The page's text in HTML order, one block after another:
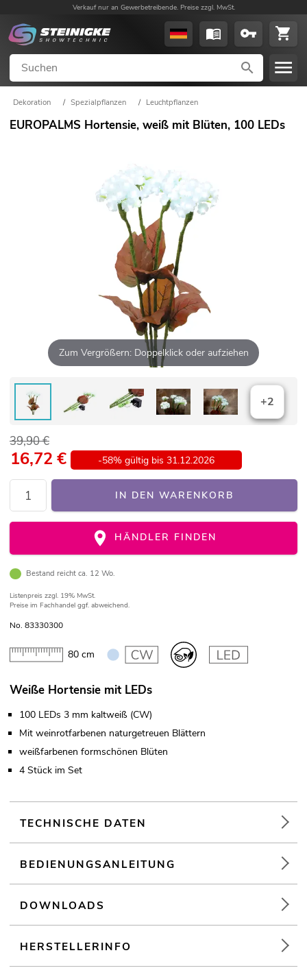
Verkauf nur an Gewerbetreibende. Preise zzgl. MwSt.
Dekoration / Spezialpflanzen / Leuchtpflanzen
EUROPALMS Hortensie, weiß mit Blüten, 100 LEDs
Zum Vergrößern: Doppelklick oder aufziehen
+2
39,90 €
16,72 € -58% gültig bis 31.12.2026
IN DEN WARENKORB
HÄNDLER FINDEN
Bestand reicht ca. 12 Wo.
Listenpreis zzgl. 19% MwSt.
Preise im Fachhandel ggf. abweichend.
No. 83330300
80 cm
Weiße Hortensie mit LEDs
100 LEDs 3 mm kaltweiß (CW)
Mit weinrotfarbenen naturgetreuen Blättern
weißfarbenen formschönen Blüten
4 Stück im Set
TECHNISCHE DATEN
BEDIENUNGSANLEITUNG
DOWNLOADS
HERSTELLERINFO